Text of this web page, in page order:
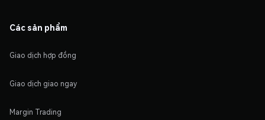
Các sản phẩm
Giao dịch hợp đồng
Giao dịch giao ngay
Margin Trading